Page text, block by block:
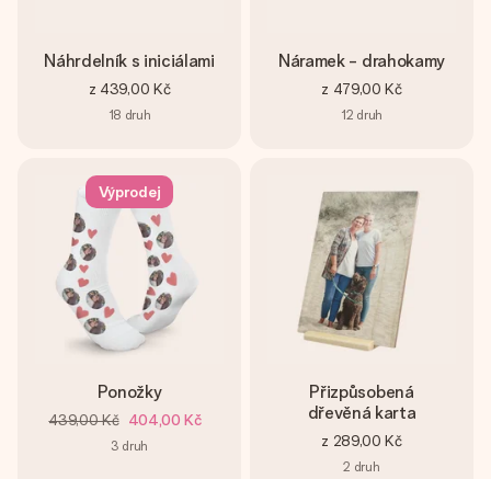
Náhrdelník s iniciálami
z 439,00 Kč
18 druh
Náramek - drahokamy
z 479,00 Kč
12 druh
Výprodej
Ponožky
439,00 Kč 404,00 Kč
3 druh
Přizpůsobená
dřevěná karta
z 289,00 Kč
2 druh